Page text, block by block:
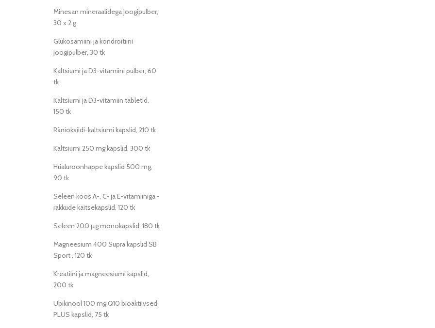
Minesan mineraalidega joogipulber,
30 x 2 g
Glükosamiini ja kondroitiini
joogipulber, 30 tk
Kaltsiumi ja D3-vitamiini pulber, 60
tk
Kaltsiumi ja D3-vitamiin tabletid,
150 tk
Ränioksiidi-kaltsiumi kapslid, 210 tk
Kaltsiumi 250 mg kapslid, 300 tk
Hüaluroonhappe kapslid 500 mg,
90 tk
Seleen koos A-, C- ja E-vitamiiniga -
rakkude kaitsekapslid, 120 tk
Seleen 200 µg monokapslid, 180 tk
Magneesium 400 Supra kapslid SB
Sport , 120 tk
Kreatiini ja magneesiumi kapslid,
200 tk
Ubikinool 100 mg Q10 bioaktiivsed
PLUS kapslid, 75 tk